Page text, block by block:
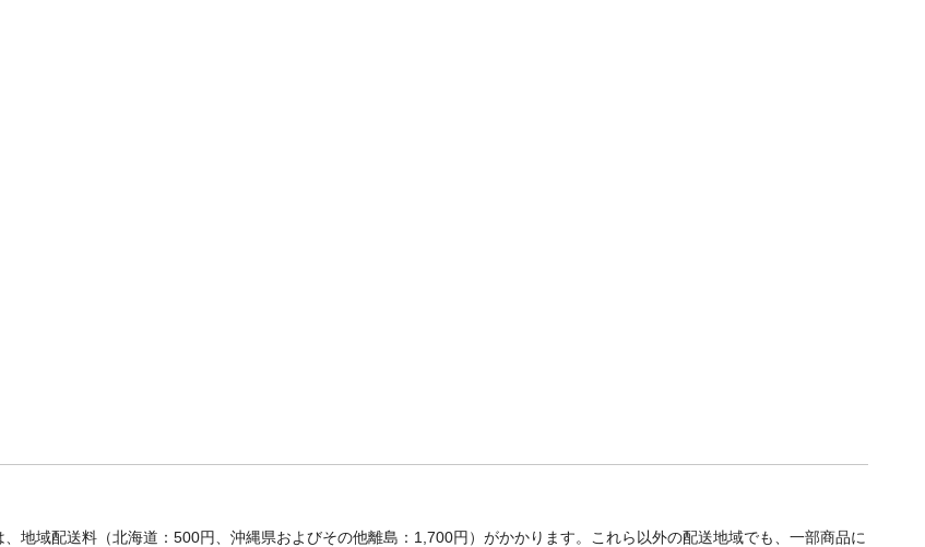
地域配送料（北海道：500円、沖縄県およびその他離島：1,700円）がかかります。これら以外の配送地域でも、一部商品に